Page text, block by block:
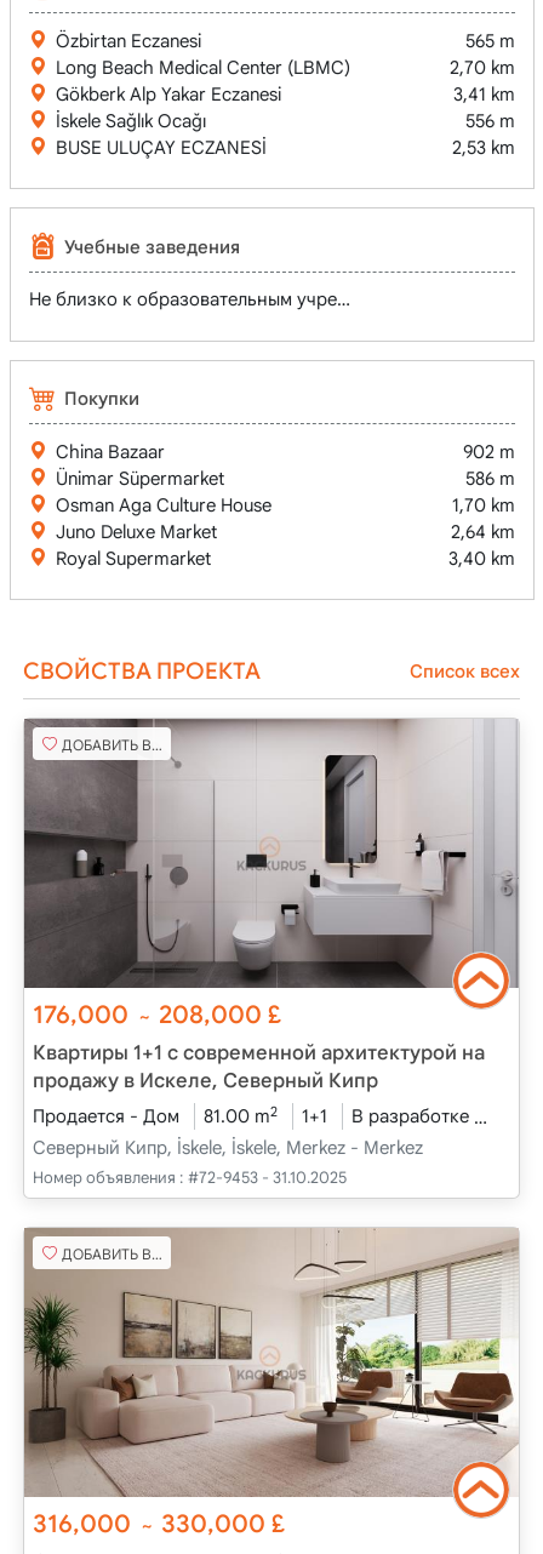
Özbirtan Eczanesi
565 m
Long Beach Medical Center (LBMC)
2,70 km
Gökberk Alp Yakar Eczanesi
3,41 km
İskele Sağlık Ocağı
556 m
BUSE ULUÇAY ECZANESİ
2,53 km
Учебные заведения
Не близко к образовательным учреждениям
Покупки
China Bazaar
902 m
Ünimar Süpermarket
586 m
Osman Aga Culture House
1,70 km
Juno Deluxe Market
2,64 km
Royal Supermarket
3,40 km
СВОЙСТВА ПРОЕКТА Список всех
ДОБАВИТЬ В ИЗБРАННОЕ
176,000 ~ 208,000 £
Квартиры 1+1 с современной архитектурой на
продажу в Искеле, Северный Кипр
Продается - Дом 81.00 m2 1+1 В разработке
Северный Кипр, İskele, İskele, Merkez - Merkez
Номер объявления : #72-9453 - 31.10.2025
ДОБАВИТЬ В ИЗБРАННОЕ
316,000 ~ 330,000 £